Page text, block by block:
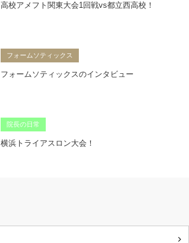
高校アメフト関東大会1回戦vs都立西高校！
フォームソティックス
フォームソティックスのインタビュー
院長の日常
横浜トライアスロン大会！